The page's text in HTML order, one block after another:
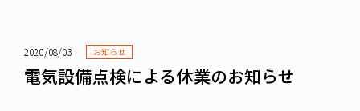
2020/08/03 お知らせ
電気設備点検による休業のお知らせ